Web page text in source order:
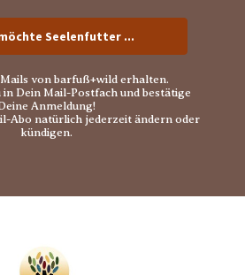
Seelenfutter ...
von barfuß+wild erhalten.
in Dein Mail-Postfach und bestätige
Anmeldung!
Abo natürlich jederzeit ändern oder
kündigen.